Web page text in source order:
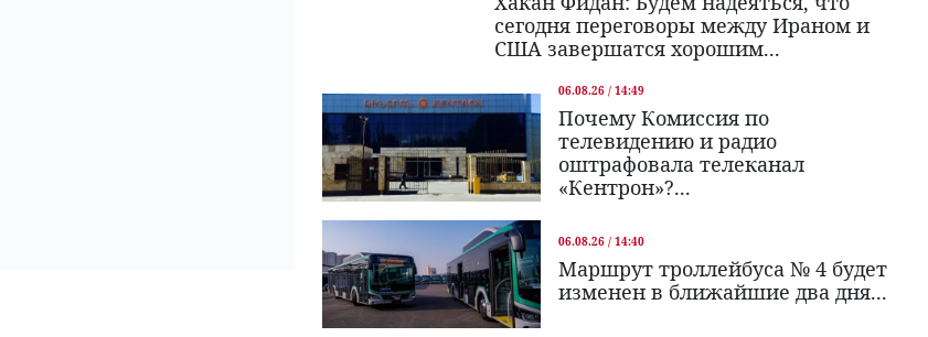
сегодня переговоры между Ираном и
США завершатся хорошим...
06.08.26 / 14:49
Почему Комиссия по
телевидению и радио
оштрафовала телеканал
«Кентрон»?...
06.08.26 / 14:40
Маршрут троллейбуса № 4 будет
изменен в ближайшие два дня...